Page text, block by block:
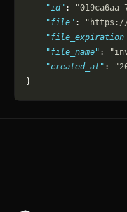
    "id"
:
    "file"
:
"https://
    "file_name"
:
    "created_at"
:
}